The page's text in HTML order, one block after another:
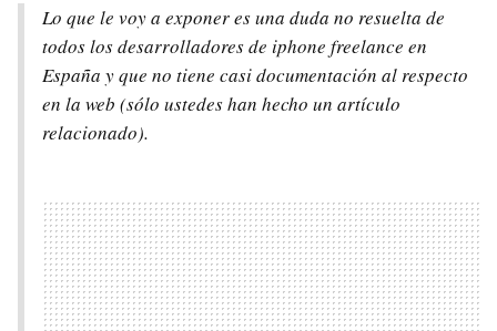
Lo que le voy a exponer es una duda no resuelta de
todos los desarrolladores de iphone freelance en
España y que no tiene casi documentación al respecto
en la web (sólo ustedes han hecho un artículo
relacionado).